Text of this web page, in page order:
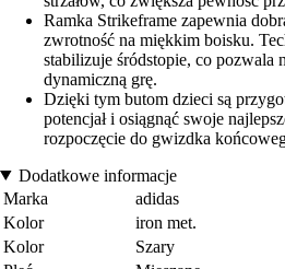
Ramka Strikeframe zapewnia
zwrotność na miękkim boisku.
stabilizuje śródstopie, co pozwala
dynamiczną grę.
Dzięki tym butom dzieci są
potencjał i osiągnąć swoje
rozpoczęcie do gwizdka
Dodatkowe informacje
Marka
adidas
Kolor
iron met.
Kolor
Szary